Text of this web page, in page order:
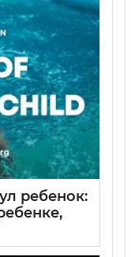
ребенок: